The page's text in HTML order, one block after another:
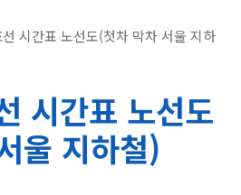
시간표 노선도(첫차 막차 서울 지하
시간표 노선도
울 지하철)